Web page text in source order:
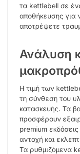
τα kettlebell σε
αποθήκευσης για
αποτρέψετε
Ανάλυση
Η τιμή των
τη σύνθεση του
κατασκευής. Τα
προσφέρουν
premium
αντοχή και
Τα ρυθμιζόμενα